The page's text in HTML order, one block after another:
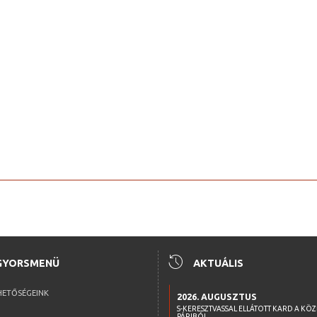
history AKTUÁLIS
2026. AUGUSZTUS
S-KERESZTVASSAL ELLÁTOTT KARD A